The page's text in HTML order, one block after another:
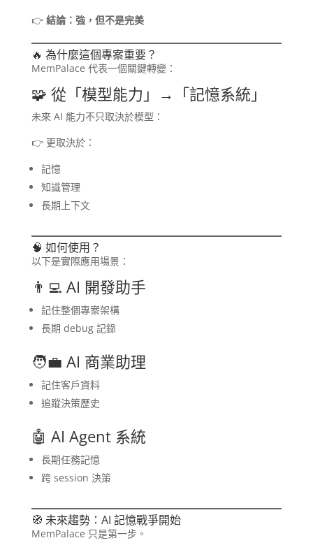
👉 結論：強，但不是完美
🔥 為什麼這個專案重要？
MemPalace 代表一個關鍵轉變：
🧩 從「模型能力」→「記憶系統」
未來 AI 能力不只取決於模型：
👉 更取決於：
記憶
知識管理
長期上下文
🧠 如何使用？
以下是實際應用場景：
👨‍💻 AI 開發助手
記住整個專案架構
長期 debug 記錄
🧑‍💼 AI 商業助理
記住客戶資料
追蹤決策歷史
🤖 AI Agent 系統
長期任務記憶
跨 session 決策
🧭 未來趨勢：AI 記憶戰爭開始
MemPalace 只是第一步。